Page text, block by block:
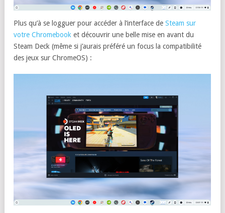
Plus qu’à se logguer pour accéder à l’interface de Steam sur
votre Chromebook et découvrir une belle mise en avant du
Steam Deck (même si j’aurais préféré un focus la compatibilité
des jeux sur ChromeOS) :